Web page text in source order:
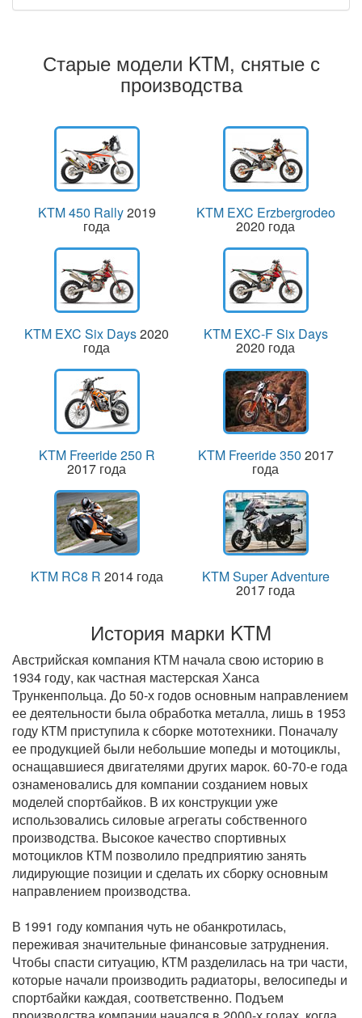
Старые модели KTM, снятые с
производства
KTM 450 Rally2019
года
KTM EXC Erzbergrodeo
2020 года
KTM EXC Six Days2020
года
KTM EXC-F Six Days
2020 года
KTM Freeride 250 R
2017 года
KTM Freeride 350 2017
года
KTM RC8 R 2014 года KTM Super Adventure
2017 года
История марки KTM
Австрийская компания КТМ начала свою историю в
1934 году, как частная мастерская Ханса
Трункенпольца. До 50-х годов основным направлением
ее деятельности была обработка металла, лишь в 1953
году КТМ приступила к сборке мототехники. Поначалу
ее продукцией были небольшие мопеды и мотоциклы,
оснащавшиеся двигателями других марок. 60-70-е года
ознаменовались для компании созданием новых
моделей спортбайков. В их конструкции уже
использовались силовые агрегаты собственного
производства. Высокое качество спортивных
мотоциклов КТМ позволило предприятию занять
лидирующие позиции и сделать их сборку основным
направлением производства.
В 1991 году компания чуть не обанкротилась,
переживая значительные финансовые затруднения.
Чтобы спасти ситуацию, КТМ разделилась на три части,
которые начали производить радиаторы, велосипеды и
спортбайки каждая, соответственно. Подъем